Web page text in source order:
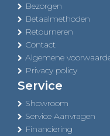
Bezorgen
Betaalmethoden
Retourneren
Contact
Algemene
Privacy policy
Service
Showroom
Service Aanvragen
Financiering